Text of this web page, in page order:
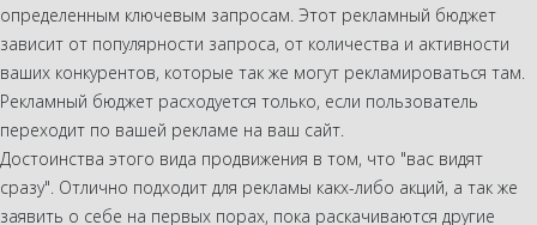
определенным ключевым запросам. Этот рекламный бюджет
зависит от популярности запроса, от количества и активности
ваших конкурентов, которые так же могут рекламироваться там.
Рекламный бюджет расходуется только, если пользователь
переходит по вашей рекламе на ваш сайт.
Достоинства этого вида продвижения в том, что "вас видят
сразу". Отлично подходит для рекламы какх-либо акций, а так же
заявить о себе на первых порах, пока раскачиваются другие